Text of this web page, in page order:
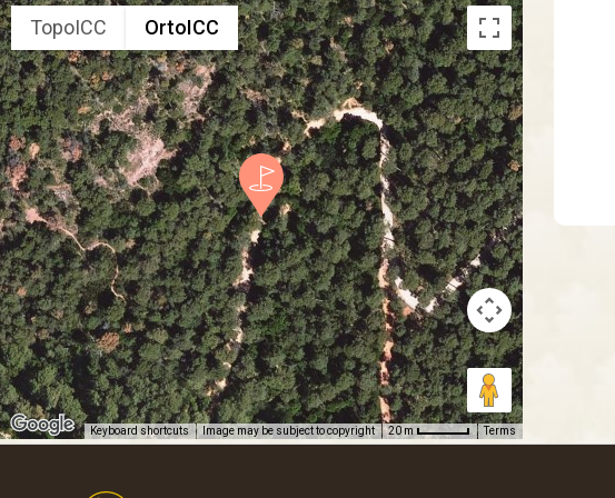
TopoICC OrtoICC
Keyboard shortcuts Image may be subject to copyright 20 m Terms